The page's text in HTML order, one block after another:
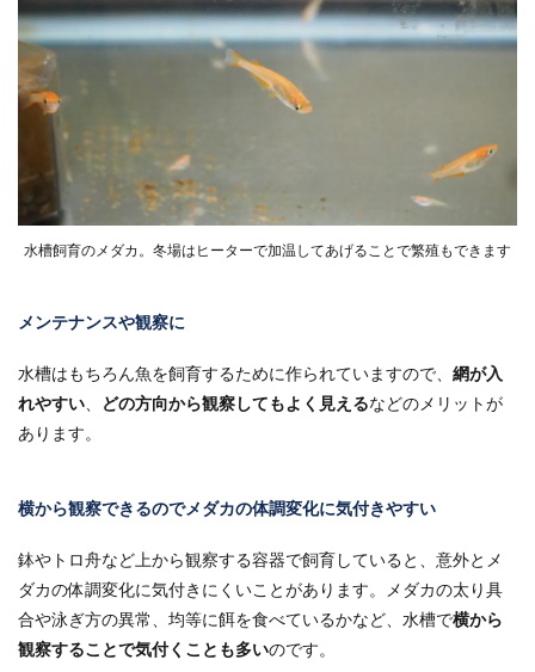
水槽飼育のメダカ。冬場はヒーターで加温してあげることで繁殖もできます
メンテナンスや観察に
水槽はもちろん魚を飼育するために作られていますので、 網が入
れやすい、 どの方向から観察してもよく見えるなどのメリットが
あります。
横から観察できるのでメダカの体調変化に気付きやすい
鉢やトロ舟など上から観察する容器で飼育していると、意外とメ
ダカの体調変化に気付きにくいことがあります。メダカの太り具
合や泳ぎ方の異常、均等に餌を食べているかなど、水槽で横から
観察することで気付くことも多いのです。